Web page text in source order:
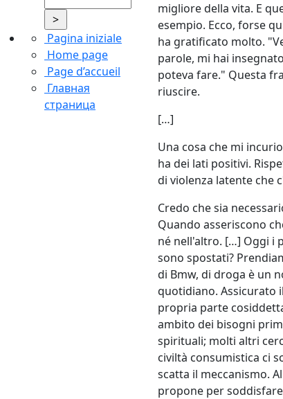
Pagina iniziale
Home page
Page d’accueil
Главная
страница
migliore della vita. E
esempio. Ecco, forse
ha gratificato molto.
parole, mi hai
poteva fare." Questa
riuscire.
[…]
Una cosa che mi
ha dei lati positivi.
di violenza latente che
Credo che sia
Quando asseriscono
né nell'altro. […] Oggi i
sono spostati?
di Bmw, di droga è un
quotidiano. Assicurato
propria parte
ambito dei bisogni
spirituali; molti altri
civiltà consumistica ci
scatta il meccanismo.
propone per